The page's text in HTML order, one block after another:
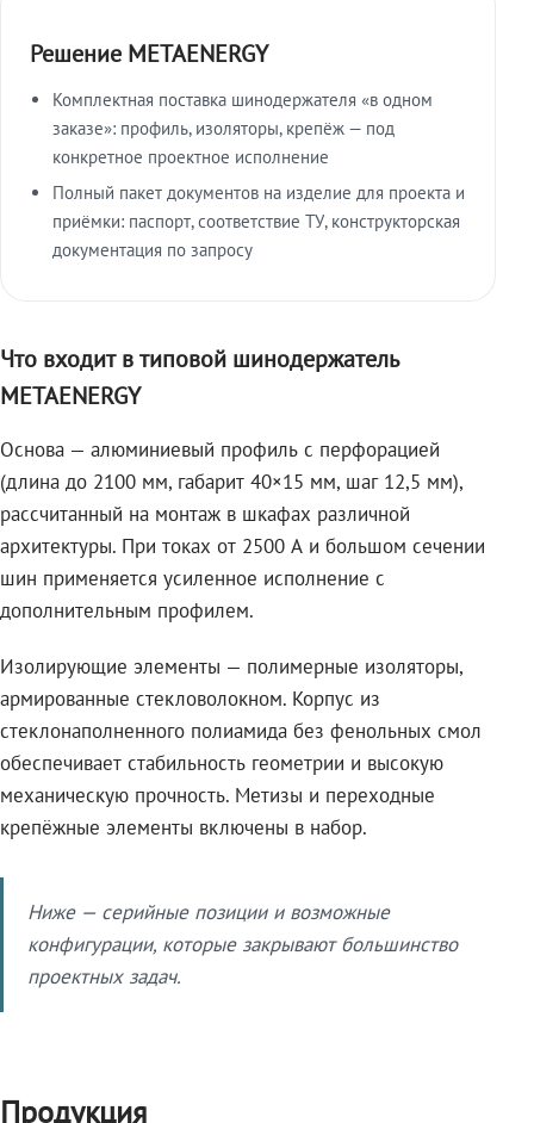
Решение METAENERGY
Комплектная поставка шинодержателя «в одном
заказе»: профиль, изоляторы, крепёж — под
конкретное проектное исполнение
Полный пакет документов на изделие для проекта и
приёмки: паспорт, соответствие ТУ, конструкторская
документация по запросу
Что входит в типовой шинодержатель
METAENERGY
Основа — алюминиевый профиль с перфорацией
(длина до 2100 мм, габарит 40×15 мм, шаг 12,5 мм),
рассчитанный на монтаж в шкафах различной
архитектуры. При токах от 2500 А и большом сечении
шин применяется усиленное исполнение с
дополнительным профилем.
Изолирующие элементы — полимерные изоляторы,
армированные стекловолокном. Корпус из
стеклонаполненного полиамида без фенольных смол
обеспечивает стабильность геометрии и высокую
механическую прочность. Метизы и переходные
крепёжные элементы включены в набор.
Ниже — серийные позиции и возможные
конфигурации, которые закрывают большинство
проектных задач.
Продукция